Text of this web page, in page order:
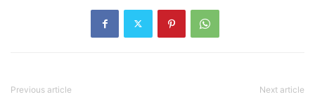
Previous article Next article